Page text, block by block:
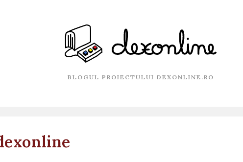
BLOGUL PROIECTULUI DEXONLINE.RO